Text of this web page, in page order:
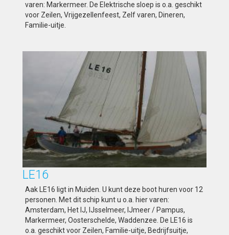
varen: Markermeer. De Elektrische sloep is o.a. geschikt
voor Zeilen, Vrijgezellenfeest, Zelf varen, Dineren,
Familie-uitje.
LE16
Aak LE16 ligt in Muiden. U kunt deze boot huren voor 12
personen. Met dit schip kunt u o.a. hier varen:
Amsterdam, Het IJ, IJsselmeer, IJmeer / Pampus,
Markermeer, Oosterschelde, Waddenzee. De LE16 is
o.a. geschikt voor Zeilen, Familie-uitje, Bedrijfsuitje,